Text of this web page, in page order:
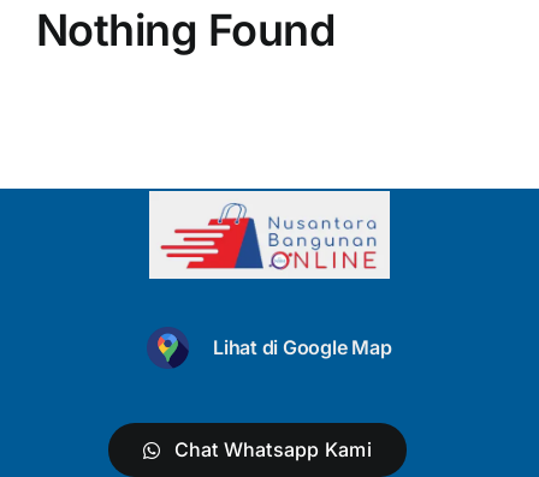
Struktur & Rangka
Kamar Mandi & Sanitair
Pengecetan & Pelapis
Produk Besi & Metal Lainnya
Uncategorized
Nothing Found
Lihat di Google Map
Chat Whatsapp Kami